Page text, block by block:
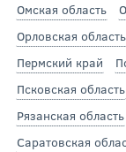
Омская область
Орловская область
Пермский край
Псковская область
Рязанская область
Саратовская